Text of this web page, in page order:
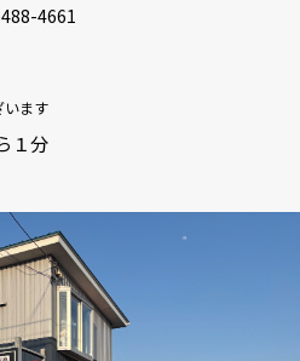
4661
います
１分